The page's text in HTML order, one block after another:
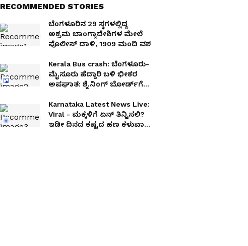
RECOMMENDED STORIES
ಬೆಂಗಳೂರಿನ 29 ಸ್ಥಗಳಲ್ಲಿದ್ದ
ಅಕ್ರಮ ಬಾಂಗ್ಲಾದೇಶಿಗಳ ಮೇಲೆ
ಪೊಲೀಸ್ ದಾಳಿ, 1909 ಮಂದಿ ವಶ
Kerala Bus crash: ಬೆಂಗಳೂರು-
ಮೈಸೂರು ಹೆದ್ದಾರಿ ಬಳಿ ಭೀಕರ
ಅಪಘಾತ: ಶೈನಿಂಗ್ ಬೋರ್ಡ್‌ಗೆ
Karnataka Latest News Live:
Viral - ಮಕ್ಕಳಿಗೆ ಏನ್ ತಿನ್ನಿಸಲಿ?
ಇಡೀ ದಿನದ ಕಷ್ಟದ ಹಣ ಕಳುವಾಗಿ